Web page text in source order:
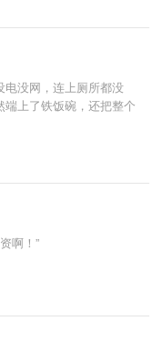
电没网，连上厕所都没
上了铁饭碗，还把整个
啊！”